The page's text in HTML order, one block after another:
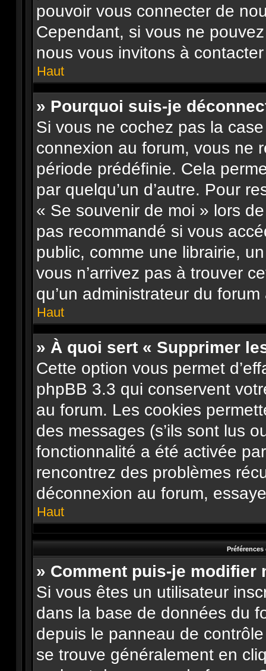
pouvoir vous connecter de
Cependant, si vous ne
nous vous invitons à
Haut
» Pourquoi suis-je
Si vous ne cochez pas la
connexion au forum, vous ne
période prédéfinie. Cela
par quelqu’un d’autre. Pour
« Se souvenir de moi » lors
pas recommandé si vous
public, comme une librairie,
vous n’arrivez pas à trouver
qu’un administrateur du
Haut
» À quoi sert « Supprimer
Cette option vous permet
phpBB 3.3 qui conservent
au forum. Les cookies
des messages (s’ils sont lus
fonctionnalité a été activée
rencontrez des problèmes
déconnexion au forum,
Haut
» Comment puis-je modifier
Si vous êtes un utilisateur
dans la base de données du
depuis le panneau de
se trouve généralement en